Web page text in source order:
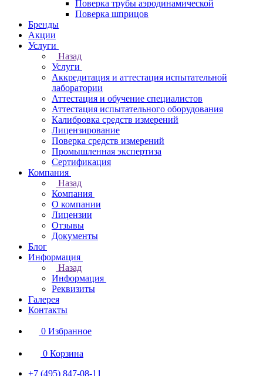
Поверка трубы аэродинамической
Поверка шприцов
Бренды
Акции
Услуги
Назад
Услуги
Аккредитация и аттестация испытательной
лаборатории
Аттестация и обучение специалистов
Аттестация испытательного оборудования
Калибровка средств измерений
Лицензирование
Поверка средств измерений
Промышленная экспертиза
Сертификация
Компания
Назад
Компания
О компании
Лицензии
Отзывы
Документы
Блог
Информация
Назад
Информация
Реквизиты
Галерея
Контакты
0 Избранное
0 Корзина
+7 (495) 847-08-11